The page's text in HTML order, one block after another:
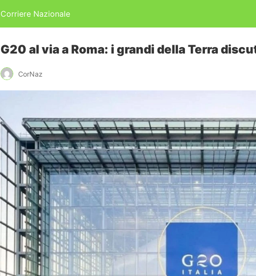
Corriere Nazionale
G20 al via a Roma: i grandi della Terra
CorNaz